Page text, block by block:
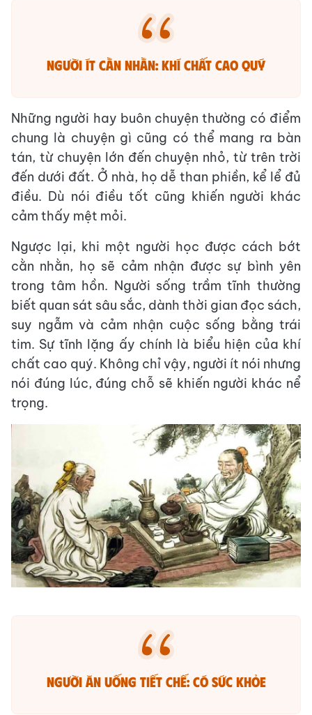
Người ít cằn nhằn: Khí chất cao quý
Những người hay buôn chuyện thường có điểm
chung là chuyện gì cũng có thể mang ra bàn
tán, từ chuyện lớn đến chuyện nhỏ, từ trên trời
đến dưới đất. Ở nhà, họ dễ than phiền, kể lể đủ
điều. Dù nói điều tốt cũng khiến người khác
cảm thấy mệt mỏi.
Ngược lại, khi một người học được cách bớt
cằn nhằn, họ sẽ cảm nhận được sự bình yên
trong tâm hồn. Người sống trầm tĩnh thường
biết quan sát sâu sắc, dành thời gian đọc sách,
suy ngẫm và cảm nhận cuộc sống bằng trái
tim. Sự tĩnh lặng ấy chính là biểu hiện của khí
chất cao quý. Không chỉ vậy, người ít nói nhưng
nói đúng lúc, đúng chỗ sẽ khiến người khác nể
trọng.
Người ăn uống tiết chế: Có sức khỏe